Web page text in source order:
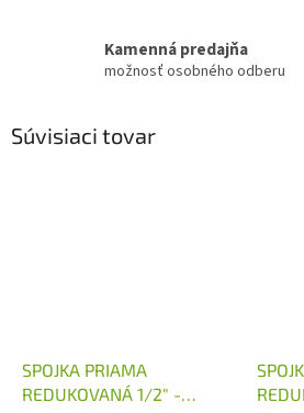
Kamenná predajňa
možnosť osobného odberu
Súvisiaci tovar
SPOJKA PRIAMA
REDUKOVANÁ 1/2" -